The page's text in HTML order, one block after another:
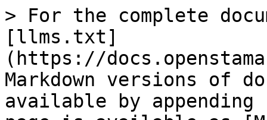
> For the complete
[llms.txt]
(https://
Markdown versions of
available by